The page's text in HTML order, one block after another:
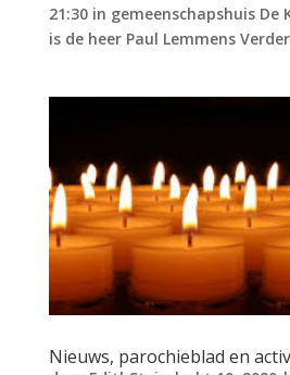
21:30 in gemeenschapshuis
is de heer Paul Lemmens
Nieuws, parochieblad en